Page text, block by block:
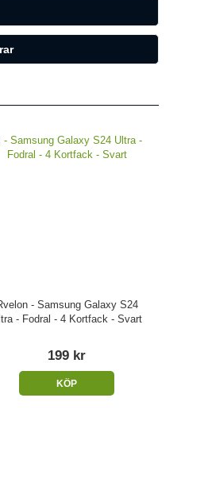
- Samsung Galaxy S24
- Fodral - 4 Kortfack - Svart
199 kr
KÖP